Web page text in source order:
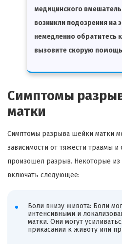
медицинского
возникли подозрения на
немедленно обратитесь
вызовите скорую
Симптомы
матки
Симптомы разрыва шейки матки
зависимости от тяжести травмы и
произошел разрыв. Некоторые
включать следующее:
Боли внизу живота: Боли
интенсивными и
матки. Они могут
прикасании к животу или